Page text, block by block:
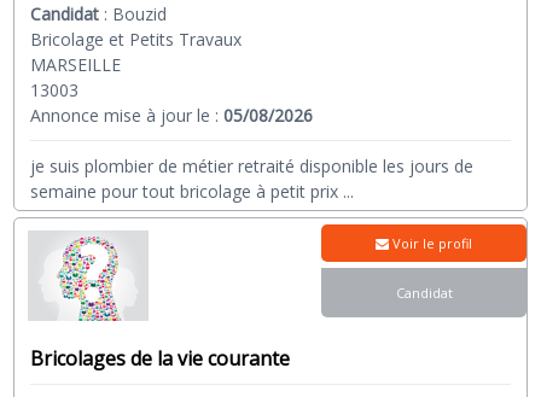
Candidat : Bouzid
Bricolage et Petits Travaux
MARSEILLE
13003
Annonce mise à jour le :05/08/2026
je suis plombier de métier retraité disponible les jours de
semaine pour tout bricolage à petit prix ...
Bricolages de la vie courante
Voir le profil
Candidat